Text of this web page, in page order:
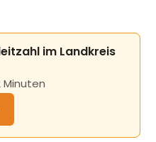
im Landkreis
Minuten